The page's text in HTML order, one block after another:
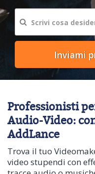
Professionisti
Audio-Video:
AddLance
Trova il tuo
video stupendi con